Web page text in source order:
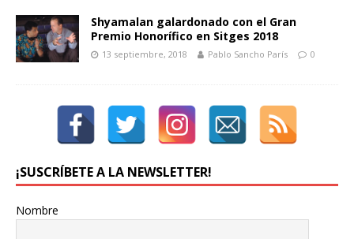
Shyamalan galardonado con el Gran
Premio Honorífico en Sitges 2018
13 septiembre, 2018 Pablo Sancho París 0
¡SUSCRÍBETE A LA NEWSLETTER!
Nombre